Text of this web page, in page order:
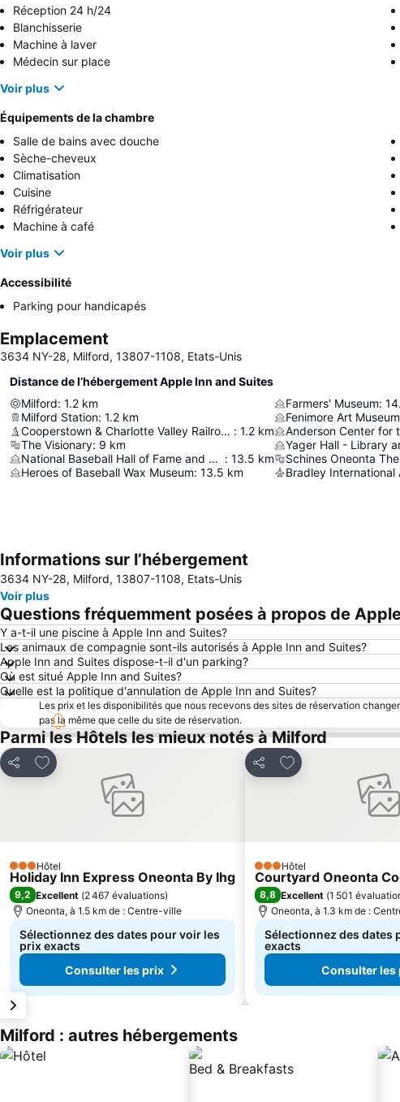
Réception 24 h/24
Blanchisserie
Machine à laver
Médecin sur place
Voir plus
Équipements de la chambre
Salle de bains avec douche
Sèche-cheveux
Climatisation
Cuisine
Réfrigérateur
Machine à café
Voir plus
Accessibilité
Parking pour handicapés
Emplacement
3634 NY-28, Milford, 13807-1108, Etats-Unis
Distance de l’hébergement Apple Inn and Suites
Milford: 1.2 km
Milford Station: 1.2 km
Cooperstown & Charlotte Valley Railroad : 1.2 km
The Visionary: 9 km
National Baseball Hall of Fame and Museum : 13.5 km
Heroes of Baseball Wax Museum: 13.5 km
Farmers' Museum:
Fenimore Art Museum
Anderson Center for
Yager Hall - Library
Schines Oneonta
Bradley International
Informations sur l’hébergement
3634 NY-28, Milford, 13807-1108, Etats-Unis
Voir plus
Questions fréquemment posées à propos de
Y a-t-il une piscine à Apple Inn and Suites?
Les animaux de compagnie sont-ils autorisés à Apple Inn and Suites?
Apple Inn and Suites dispose-t-il d'un parking?
Où est situé Apple Inn and Suites?
Quelle est la politique d'annulation de Apple Inn and Suites?
Les prix et les disponibilités que nous recevons des sites de réservation
pas la même que celle du site de réservation.
Parmi les Hôtels les mieux notés à Milford
Partager
Ajouter à mes favoris
3 Étoiles
Hôtel
Holiday Inn Express Oneonta By Ihg
9,2 Excellent (2 467 évaluations)
Oneonta, à 1.5 km de : Centre-ville
Sélectionnez des dates pour voir les
prix exacts
Consulter les prix
Partager
Ajouter à mes
3 Étoiles
Hôtel
Courtyard Oneonta
8,8 Excellent (1 501
Oneonta, à 1.3 km de :
Sélectionnez des dates
exacts
Consulter les
Milford : autres hébergements